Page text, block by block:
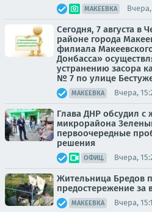
МАКЕЕВКА Вчера,
Сегодня, 7 августа в
районе города
филиала
Донбасса»
устранению засора
№ 7 по улице
МАКЕЕВКА Вчера,
Глава ДНР обсудил
микрорайона
первоочередные
решения
ОФИЦ. Вчера,
Жительница Бредов
предостережение за
МАКЕЕВКА Вчера,